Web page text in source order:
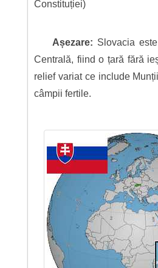
Constituției)
Așezare: Slovacia
Centrală, fiind o țară fără
relief variat ce include
câmpii fertile.